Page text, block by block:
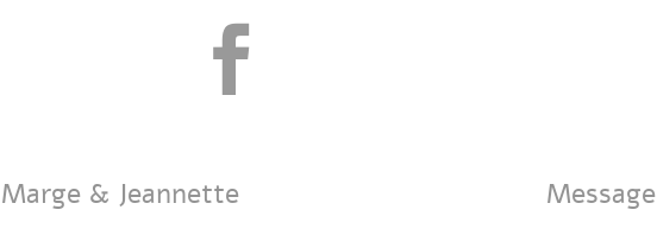

Marge & Jeannette Message